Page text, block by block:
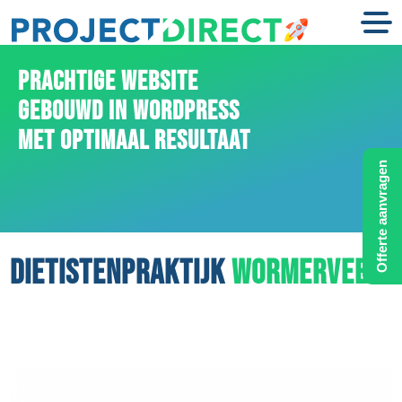
PRACHTIGE WEBSITE
GEBOUWD IN WORDPRESS
MET OPTIMAAL RESULTAAT
DIETISTENPRAKTIJKWORMERVEER
Offerte aanvragen